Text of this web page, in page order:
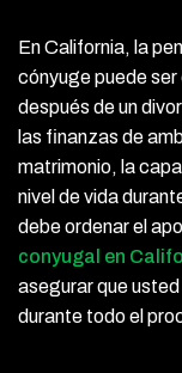
En California, la
cónyuge puede
después de un
las finanzas de
matrimonio, la
nivel de vida
debe ordenar el
conyugal en
asegurar que
durante todo el